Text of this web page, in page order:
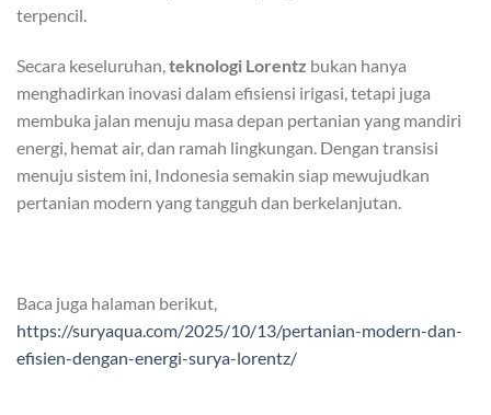
terpencil.
Secara keseluruhan,teknologi Lorentz bukan hanya
menghadirkan inovasi dalam efisiensi irigasi, tetapi juga
membuka jalan menuju masa depan pertanian yang mandiri
energi, hemat air, dan ramah lingkungan. Dengan transisi
menuju sistem ini, Indonesia semakin siap mewujudkan
pertanian modern yang tangguh dan berkelanjutan.
Baca juga halaman berikut,
https://suryaqua.com/2025/10/13/pertanian-modern-dan-
efisien-dengan-energi-surya-lorentz/